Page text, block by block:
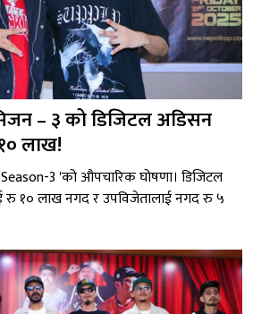
– ३ को डिजिटल अडिसन
लाख!
3 'को औपचारिक घोषणा। डिजिटल
रु १० लाख नगद र उपविजेतालाई नगद रु ५